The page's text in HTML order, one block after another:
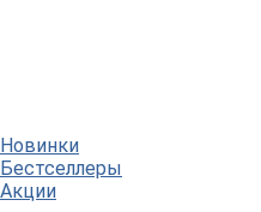
Новинки
Бестселлеры
Акции